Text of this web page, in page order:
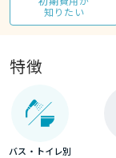
知りたい
特徴
バス・トイレ別